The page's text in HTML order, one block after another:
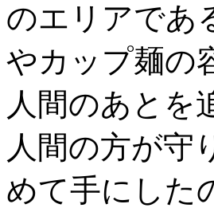
のエリアであ
やカップ麺の
人間のあとを
人間の方が守
めて手にした